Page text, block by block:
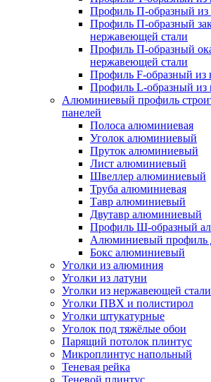
Профиль П-образный
Профиль П-образный
нержавеющей стали
Профиль П-образный
нержавеющей стали
Профиль F-образный из
Профиль L-образный из
Алюминиевый профиль
панелей
Полоса алюминиевая
Уголок алюминиевый
Пруток алюминиевый
Лист алюминиевый
Швеллер алюминиевый
Труба алюминиевая
Тавр алюминиевый
Двутавр алюминиевый
Профиль Ш-образный
Алюминиевый профиль
Бокс алюминиевый
Уголки из алюминия
Уголки из латуни
Уголки из нержавеющей стали
Уголки ПВХ и полистирол
Уголки штукатурные
Уголок под тяжёлые обои
Парящий потолок плинтус
Микроплинтус напольный
Теневая рейка
Теневой плинтус